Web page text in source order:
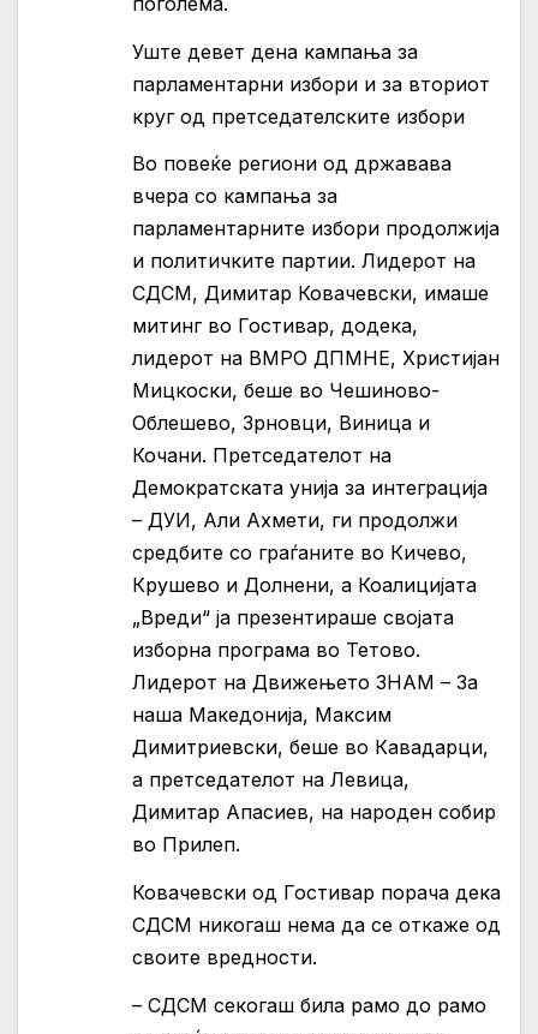
Уште девет дена кампања за
парламентарни избори и за вториот
круг од претседателските избори
Во повеќе региони од државава
вчера со кампања за
парламентарните избори продолжија
и политичките партии. Лидерот на
СДСМ, Димитар Ковачевски, имаше
митинг во Гостивар, додека,
лидерот на ВМРО ДПМНЕ, Христијан
Мицкоски, беше во Чешиново-
Облешево, Зрновци, Виница и
Кочани. Претседателот на
Демократската унија за интеграција
– ДУИ, Али Ахмети, ги продолжи
средбите со граѓаните во Кичево,
Крушево и Долнени, а Коалицијата
„Вреди“ ја презентираше својата
изборна програма во Тетово.
Лидерот на Движењето ЗНАМ – За
наша Македонија, Максим
Димитриевски, беше во Кавадарци,
а претседателот на Левица,
Димитар Апасиев, на народен собир
во Прилеп.
Ковачевски од Гостивар порача дека
СДСМ никогаш нема да се откаже од
своите вредности.
– СДСМ секогаш била рамо до рамо